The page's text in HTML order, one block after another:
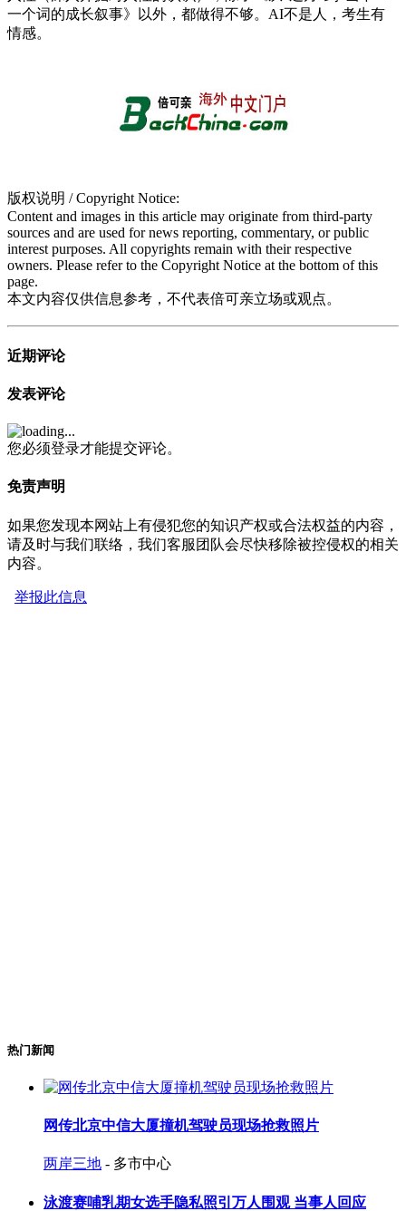
一个词的成长叙事》以外，都做得不够。AI不是人，考生有
情感。
版权说明 / Copyright Notice:
Content and images in this article may originate from third-party
sources and are used for news reporting, commentary, or public
interest purposes. All copyrights remain with their respective
owners. Please refer to the Copyright Notice at the bottom of this
page.
本文内容仅供信息参考，不代表倍可亲立场或观点。
近期评论
发表评论
您必须登录才能提交评论。
免责声明
如果您发现本网站上有侵犯您的知识产权或合法权益的内容，
请及时与我们联络，我们客服团队会尽快移除被控侵权的相关
内容。
举报此信息
热门新闻
网传北京中信大厦撞机驾驶员现场抢救照片
两岸三地 - 多市中心
泳渡赛哺乳期女选手隐私照引万人围观 当事人回应